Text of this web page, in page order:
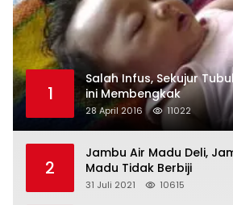
1
Salah Infus, Sekujur
ini Membengkak
28 April 2016 11022
2
Jambu Air Madu Deli,
Madu Tidak Berbiji
31 Juli 2021 10615